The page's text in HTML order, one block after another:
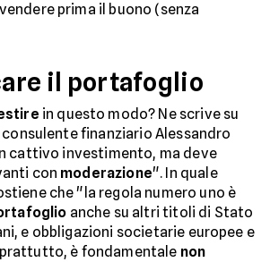
prima il buono (senza
il portafoglio
in questo modo? Ne scrive su
finanziario Alessandro
cattivo investimento, ma deve
con moderazione". In quale
che "la regola numero uno è
anche su altri titoli di Stato
e obbligazioni societarie europee e
è fondamentale non